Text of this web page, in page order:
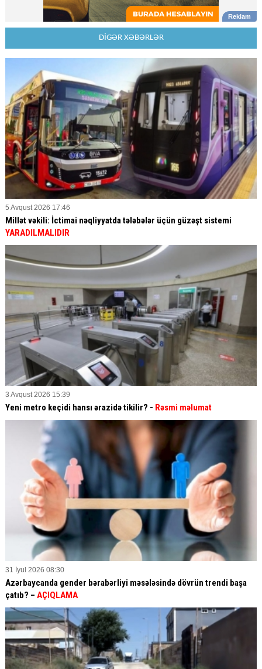
DİGƏR XƏBƏRLƏR
5 Avqust 2026 17:46
Millət vəkili: İctimai nəqliyyatda tələbələr üçün güzəşt sistemi
YARADILMALIDIR
3 Avqust 2026 15:39
Yeni metro keçidi hansı ərazidə tikilir? - Rəsmi məlumat
31 İyul 2026 08:30
Azərbaycanda gender bərabərliyi məsələsində dövrün trendi başa
çatıb? – AÇIQLAMA